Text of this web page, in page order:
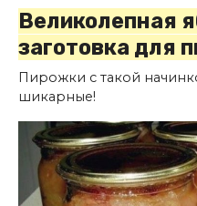
Великолепная
заготовка для
Пирожки с такой
шикарные!